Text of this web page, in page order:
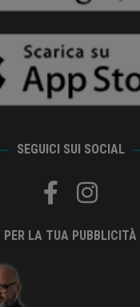
SEGUICI SUI SOCIAL
PER LA TUA PUBBLICITÀ